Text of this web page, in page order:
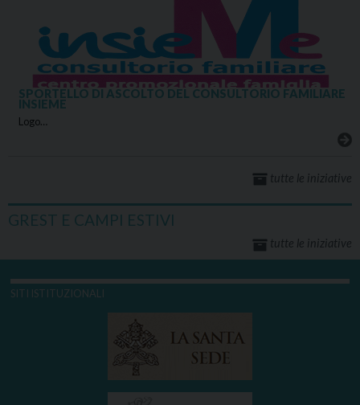
SPORTELLO DI ASCOLTO DEL CONSULTORIO FAMILIARE
INSIEME
Logo…
tutte le iniziative
GREST E CAMPI ESTIVI
tutte le iniziative
SITI ISTITUZIONALI